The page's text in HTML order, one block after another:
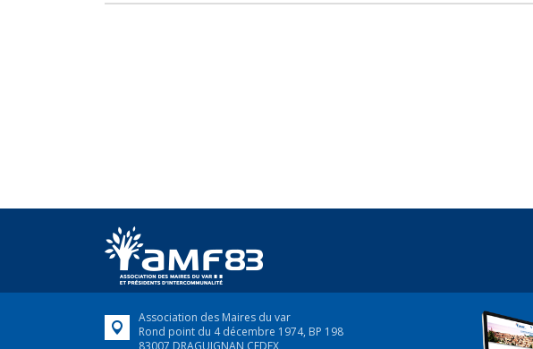
Association des Maires du var
Rond point du 4 décembre 1974, BP 198
83007 DRAGUIGNAN CEDEX